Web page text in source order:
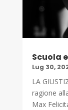
Scuola
Lug 30,
LA
ragione
Max